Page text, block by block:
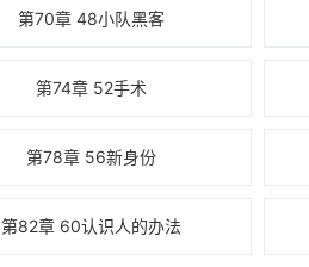
第70章 48小队黑客
第74章 52手术
第78章 56新身份
第82章 60认识人的办法